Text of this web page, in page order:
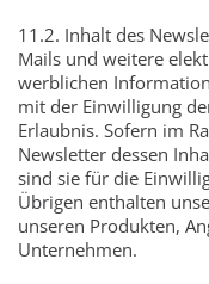
11.2. Inhalt des
Mails und weitere
werblichen
mit der Einwilligung
Erlaubnis. Sofern im
Newsletter dessen
sind sie für die
Übrigen enthalten
unseren Produkten,
Unternehmen.